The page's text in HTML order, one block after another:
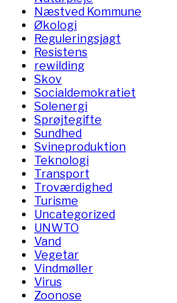
Næstved Kommune
Økologi
Reguleringsjagt
Resistens
rewilding
Skov
Socialdemokratiet
Solenergi
Sprøjtegifte
Sundhed
Svineproduktion
Teknologi
Transport
Troværdighed
Turisme
Uncategorized
UNWTO
Vand
Vegetar
Vindmøller
Virus
Zoonose